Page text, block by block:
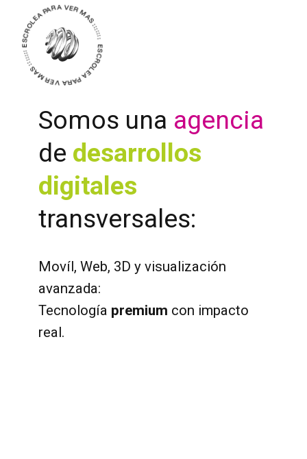
ESCROLEA PARA VER MAS
:::::::
ESCROLEA PARA VER MAS :::::::
Somos una agencia
de desarrollos
digitales
transversales:
Movíl, Web, 3D y visualización
avanzada:
Tecnología premium con impacto
real.